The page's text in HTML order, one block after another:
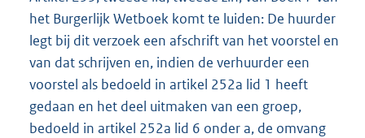
het Burgerlijk Wetboek komt te luiden: De huurder
legt bij dit verzoek een afschrift van het voorstel en
van dat schrijven en, indien de verhuurder een
voorstel als bedoeld in artikel 252a lid 1 heeft
gedaan en het deel uitmaken van een groep,
bedoeld in artikel 252a lid 6 onder a, de omvang